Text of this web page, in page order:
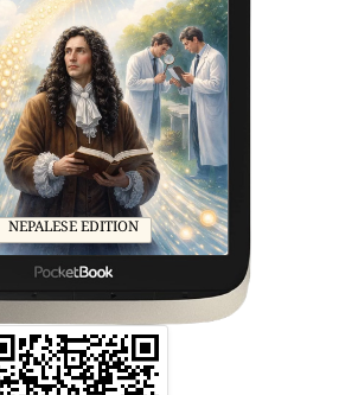
NEPALESE EDITION